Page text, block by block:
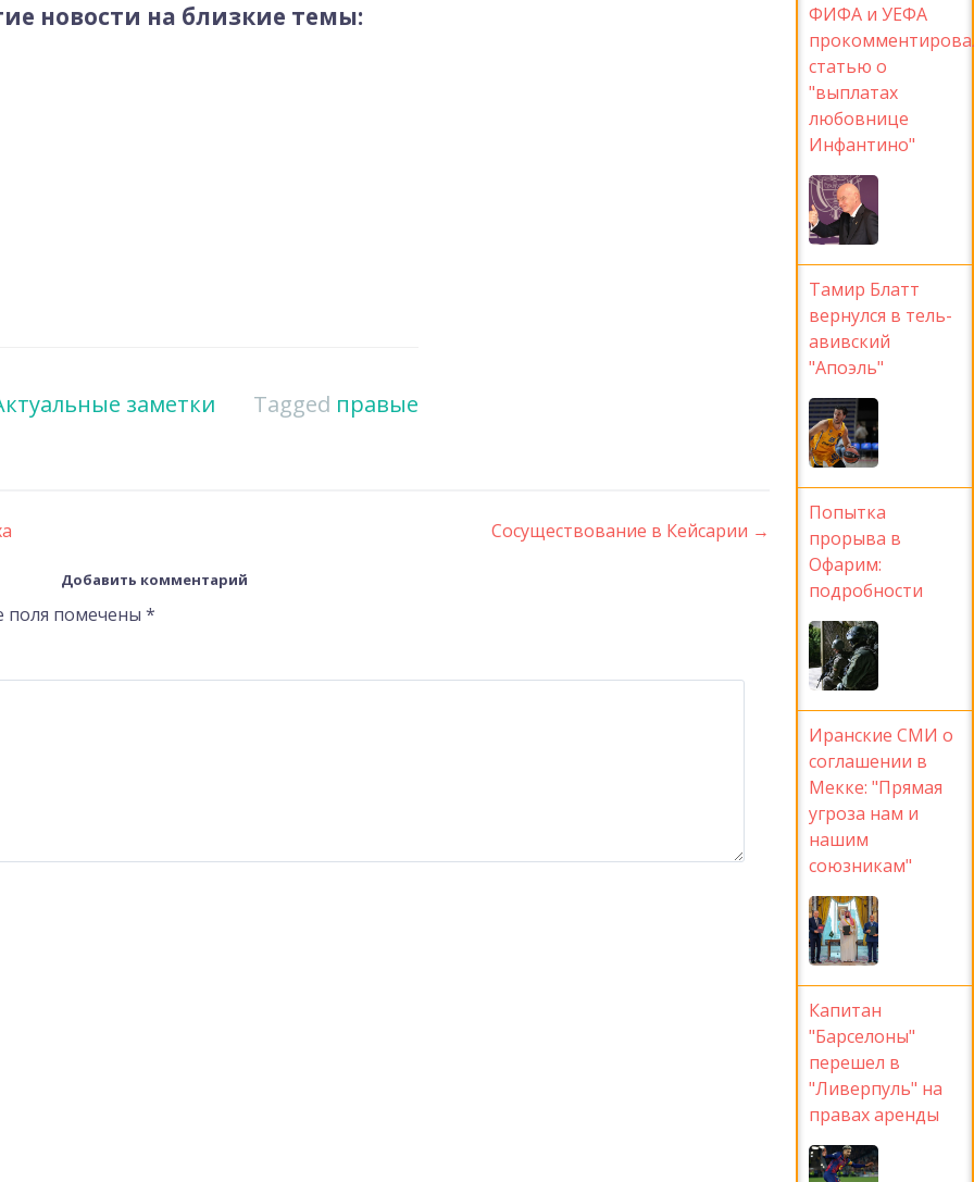
новости на близкие темы:
заметки Tagged правые
Сосуществование в Кейсарии →
Добавить комментарий
поля помечены *
ФИФА и УЕФА
статью о
"выплатах
любовнице
Инфантино"
Тамир Блатт
вернулся в тель-
авивский
"Апоэль"
Попытка
прорыва в
Офарим:
подробности
Иранские СМИ о
соглашении в
Мекке: "Прямая
угроза нам и
нашим
союзникам"
Капитан
"Барселоны"
перешел в
"Ливерпуль" на
правах аренды